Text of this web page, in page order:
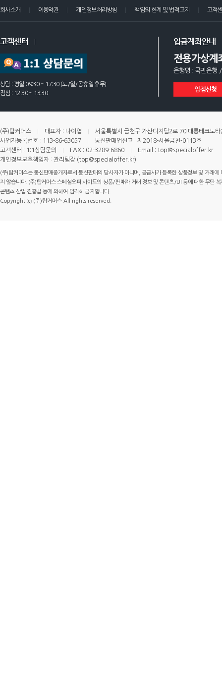
회사소개 이용약관 개인정보처리방침 책임의 한계 및 법적고지 고객
고객센터
상담 : 평일 09:30 ~ 17:30 (토/일/공휴일 휴무)
점심 : 12:30 ~ 13:30
입금계좌안내
전용가상계
은행명 : 국민은행
입점신청
(주)탑커머스 대표자 : 나이엽
서울특별시 금천구 가산디지털2로 70 대륭테크노
사업자등록번호 : 113-86-63057
통신판매업신고 : 제2018-서울금천-0113호
고객센터 : 1:1상담문의
FAX : 02-3289-6860
Email : top@specialoffer.kr
개인정보보호책임자 : 관리팀장 (top@specialoffer.kr)
(주)탑커머스는 통신판매중개자로서 통신판매의 당사자가 아니며, 공급사가 등록한 상품정보 및 거래
지 않습니다. (주)탑커머스 스페셜오퍼 사이트의 상품/판매자 거래 정보 및 콘텐츠/UI 등에 대한 무단
콘텐츠 산업 진흥법 등에 의하여 엄격히 금지합니다.
Copyright ⓒ (주)탑커머스 All rights reserved.